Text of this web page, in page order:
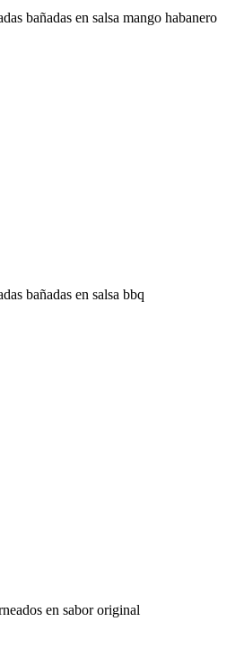
bañadas en salsa mango habanero
bañadas en salsa bbq
en sabor original